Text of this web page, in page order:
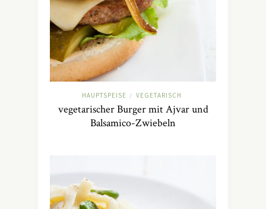
HAUPTSPEISE / VEGETARISCH
vegetarischer Burger mit Ajvar und
Balsamico-Zwiebeln